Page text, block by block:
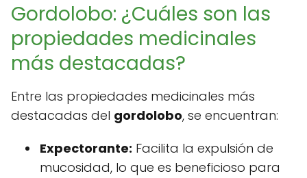
Gordolobo: ¿Cuáles son las
propiedades medicinales
más destacadas?
Entre las propiedades medicinales más
destacadas del gordolobo, se encuentran:
Expectorante: Facilita la expulsión de
mucosidad, lo que es beneficioso para